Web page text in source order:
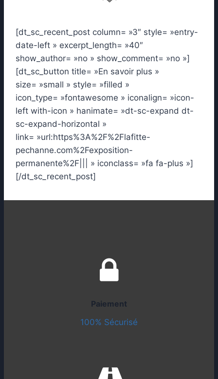
[dt_sc_recent_post column= »3″ style= »entry-
date-left » excerpt_length= »40″
show_author= »no » show_comment= »no »]
[dt_sc_button title= »En savoir plus »
size= »small » style= »filled »
icon_type= »fontawesome » iconalign= »icon-
left with-icon » hanimate= »dt-sc-expand dt-
sc-expand-horizontal »
link= »url:https%3A%2F%2Flafitte-
pechanne.com%2Fexposition-
permanente%2F||| » iconclass= »fa fa-plus »]
[/dt_sc_recent_post]
Paiement
100% Sécurisé